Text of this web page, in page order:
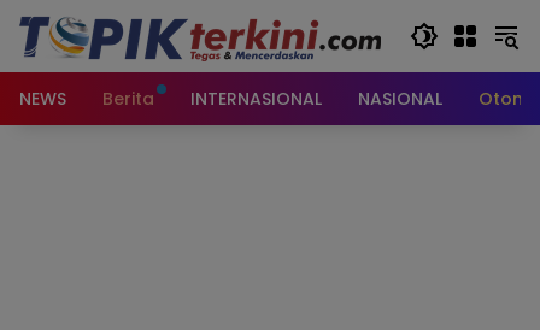
Langsung
konten
NEWS
Berita INTERNASIONAL NASIONAL